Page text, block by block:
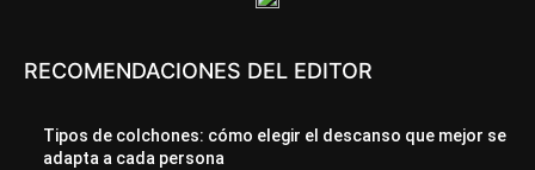
RECOMENDACIONES DEL EDITOR
Tipos de colchones: cómo elegir el descanso que mejor se
adapta a cada persona